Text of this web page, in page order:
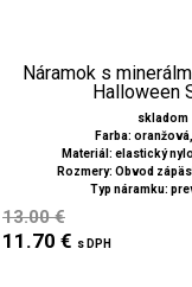
Náramok s
Halloween
skladom
Farba:
Materiál: elastický
Rozmery: Obvod
Typ náramku:
13.00 €
11.70 € s DPH